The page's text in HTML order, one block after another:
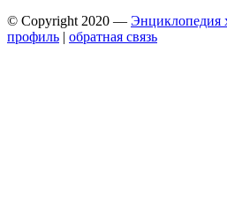
© Copyright 2020 — Энциклопедия
профиль | обратная связь